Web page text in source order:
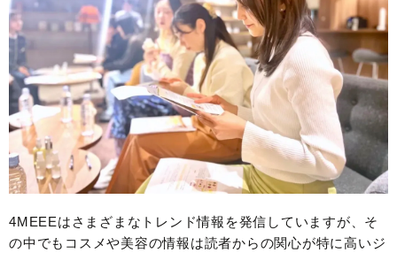
4MEEEはさまざまなトレンド情報を発信していますが、そ
の中でもコスメや美容の情報は読者からの関心が特に高いジ